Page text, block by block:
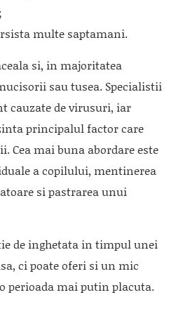
multe saptamani.
si, in majoritatea
sau tusea. Specialistii
cauzate de virusuri, iar
principalul factor care
Cea mai buna abordare este
a copilului, mentinerea
si pastrarea unui
de inghetata in timpul unei
ci poate oferi si un mic
perioada mai putin placuta.